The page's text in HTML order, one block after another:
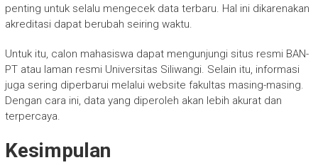
penting untuk selalu mengecek data terbaru. Hal ini dikarenakan
akreditasi dapat berubah seiring waktu.
Untuk itu, calon mahasiswa dapat mengunjungi situs resmi BAN-
PT atau laman resmi Universitas Siliwangi. Selain itu, informasi
juga sering diperbarui melalui website fakultas masing-masing.
Dengan cara ini, data yang diperoleh akan lebih akurat dan
terpercaya.
Kesimpulan